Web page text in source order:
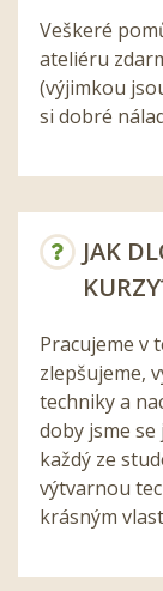
Veškeré
ateliéru
(výjimkou
si dobré
JAK
Pracujeme v
zlepšujeme,
techniky a
doby jsme
každý ze
výtvarnou
krásným